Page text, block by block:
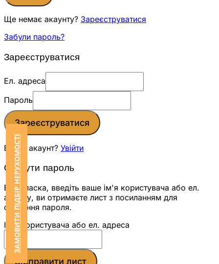
ЗАМОВИТИ ПІДБІР НЕРУХОМОСТІ
Ще немає акаунту? Зареєструватися
Забули пароль?
Зареєструватися
Ел. адреса
Пароль
Зареєструватися
Вже є акаунт? Увійти
Скинути пароль
Будь ласка, введіть ваше ім'я користувача або ел.
адресу, ви отримаєте лист з посиланням для
скидання пароля.
Ім'я користувача або ел. адреса
Відправити лист